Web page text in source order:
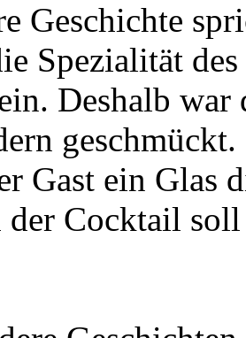
Geschichte
Spezialität
Deshalb
Gast ein Glas
der Cocktail